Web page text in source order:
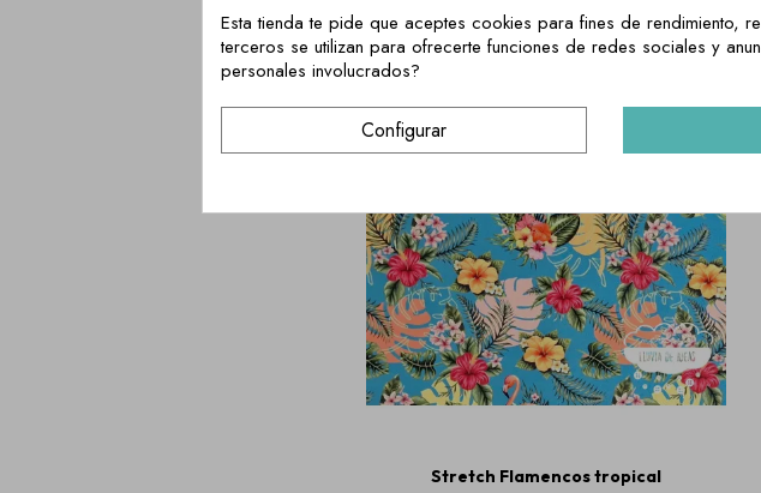
6,95 € 5,56 €
¡REBAJADO!
Stretch Flamencos tropical
Esta tienda te pide que aceptes cookies para fines de
terceros se utilizan para ofrecerte funciones de redes sociales y
personales involucrados?
Configurar